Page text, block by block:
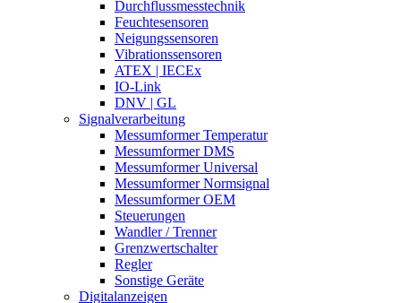
Durchflussmesstechnik
Feuchtesensoren
Neigungssensoren
Vibrationssensoren
ATEX | IECEx
IO-Link
DNV | GL
Signalverarbeitung
Messumformer Temperatur
Messumformer DMS
Messumformer Universal
Messumformer Normsignal
Messumformer OEM
Steuerungen
Wandler / Trenner
Grenzwertschalter
Regler
Sonstige Geräte
Digitalanzeigen